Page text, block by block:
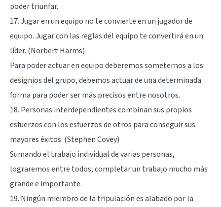
poder triunfar.
17. Jugar en un equipo no te convierte en un jugador de
equipo. Jugar con las reglas del equipo te convertirá en un
líder. (Norbert Harms)
Para poder actuar en equipo deberemos someternos a los
designios del grupo, debemos actuar de una determinada
forma para poder ser más precisos entre nosotros.
18. Personas interdependientes combinan sus propios
esfuerzos con los esfuerzos de otros para conseguir sus
mayores éxitos. (Stephen Covey)
Sumando el trabajo individual de varias personas,
lograremos entre todos, completar un trabajo mucho más
grande e importante.
19. Ningún miembro de la tripulación es alabado por la